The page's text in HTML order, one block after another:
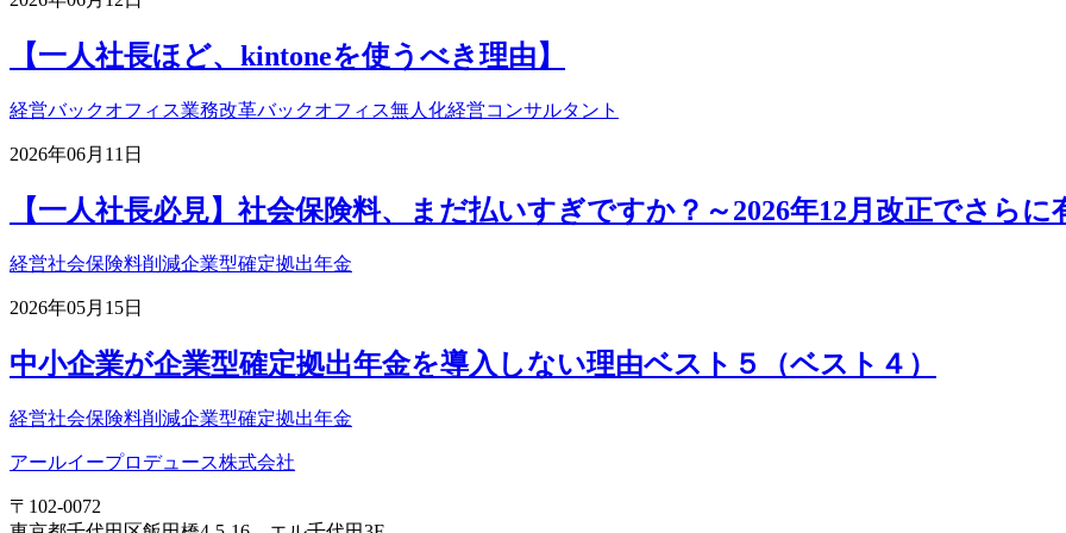
【一人社長ほど、kintoneを使うべき理由】
経営バックオフィス業務改革バックオフィス無人化経営コンサルタント
2026年06月11日
【一人社長必見】社会保険料、まだ払いすぎですか？～2026年12月改正でさらに
経営社会保険料削減企業型確定拠出年金
2026年05月15日
中小企業が企業型確定拠出年金を導入しない理由ベスト５（ベスト４）
経営社会保険料削減企業型確定拠出年金
アールイープロデュース株式会社
〒102-0072